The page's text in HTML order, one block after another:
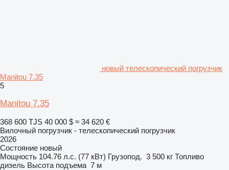
новый телескопический погрузчик
Manitou 7.35
5
Manitou 7.35
368 600 TJS 40 000 $ ≈ 34 620 €
Вилочный погрузчик - телескопический погрузчик
2026
Состояние новый
Мощность 104.76 л.с. (77 кВт) Грузопод. 3 500 кг Топливо
дизель Высота подъема 7 м